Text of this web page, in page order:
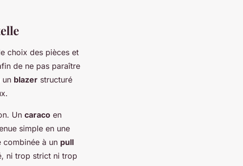
choix des pièces et
de ne pas paraître
un blazer structuré
Un caraco en
simple en une
combinée à un pull
ni trop strict ni trop